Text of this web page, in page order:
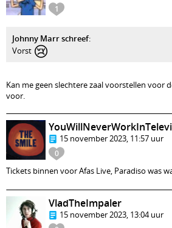
1
Johnny Marr schreef:
Vorst 😢
Kan me geen slechtere zaal voorstellen voor
voor.
0
15 november 2023, 11:57 uur
Tickets binnen voor Afas Live, Paradiso was
VladTheImpaler
15 november 2023, 13:04 uur